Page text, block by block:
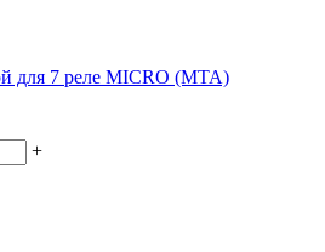
для 7 реле MICRO (MTA)
+